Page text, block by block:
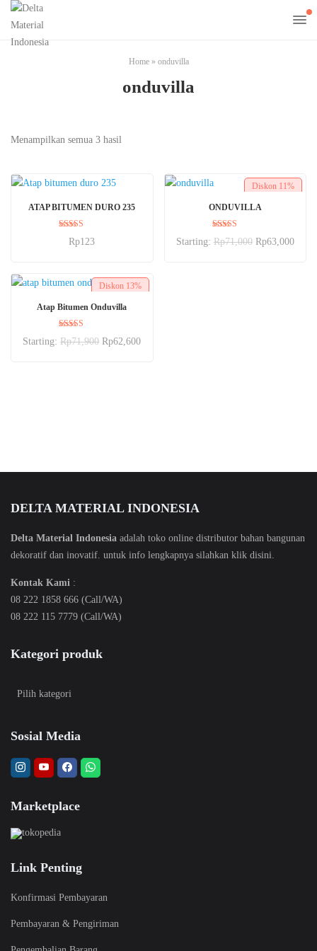
Home» onduvilla
onduvilla
Menampilkan semua 3 hasil
ATAP BITUMEN DURO 235
Dinilai
5.00
Rp123
Diskon 11%
ONDUVILLA
Dinilai
5.00
Starting: Rp71,000 Rp63,000
Diskon 13%
Atap Bitumen Onduvilla
Dinilai
5.00
Starting:Rp71,900 Rp62,600
DELTA MATERIAL INDONESIA
Delta Material Indonesia adalah toko online distributor bahan bangunan
dekoratif dan inovatif. untuk info lengkapnya silahkan klik disini.
Kontak Kami :
08 222 1858 666 (Call/WA)
08 222 115 7779 (Call/WA)
Kategori produk
Sosial Media
Marketplace
Link Penting
Konfirmasi Pembayaran
Pembayaran & Pengiriman